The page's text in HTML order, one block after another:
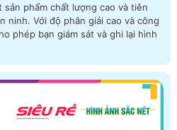
sản phẩm chất lượng cao và tiên
và công
phép bạn giám sát và ghi lại hình